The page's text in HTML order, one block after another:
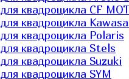
квадроцикла CF
квадроцикла
квадроцикла Polaris
квадроцикла Stels
квадроцикла Suzuki
квадроцикла SYM